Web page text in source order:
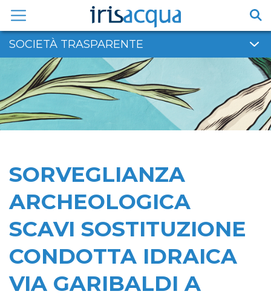
contenuto
SOCIETÀ TRASPARENTE
SORVEGLIANZA
ARCHEOLOGICA
SCAVI SOSTITUZIONE
CONDOTTA IDRAICA
VIA GARIBALDI A